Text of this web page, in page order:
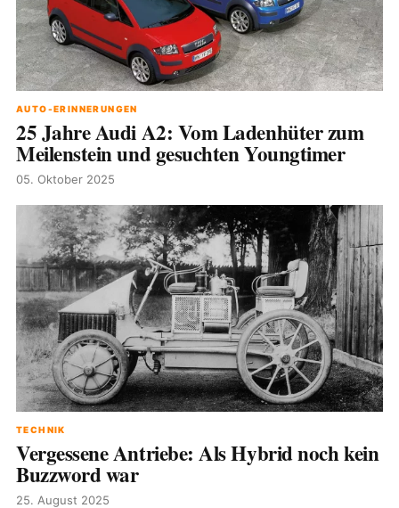
AUTO-ERINNERUNGEN
25 Jahre Audi A2: Vom Ladenhüter zum
Meilenstein und gesuchten Youngtimer
05. Oktober 2025
TECHNIK
Vergessene Antriebe: Als Hybrid noch kein
Buzzword war
25. August 2025